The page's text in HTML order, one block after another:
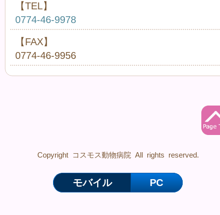
【TEL】
0774-46-9978
【FAX】
0774-46-9956
Copyright コスモス動物病院 All rights reserved.
モバイル PC